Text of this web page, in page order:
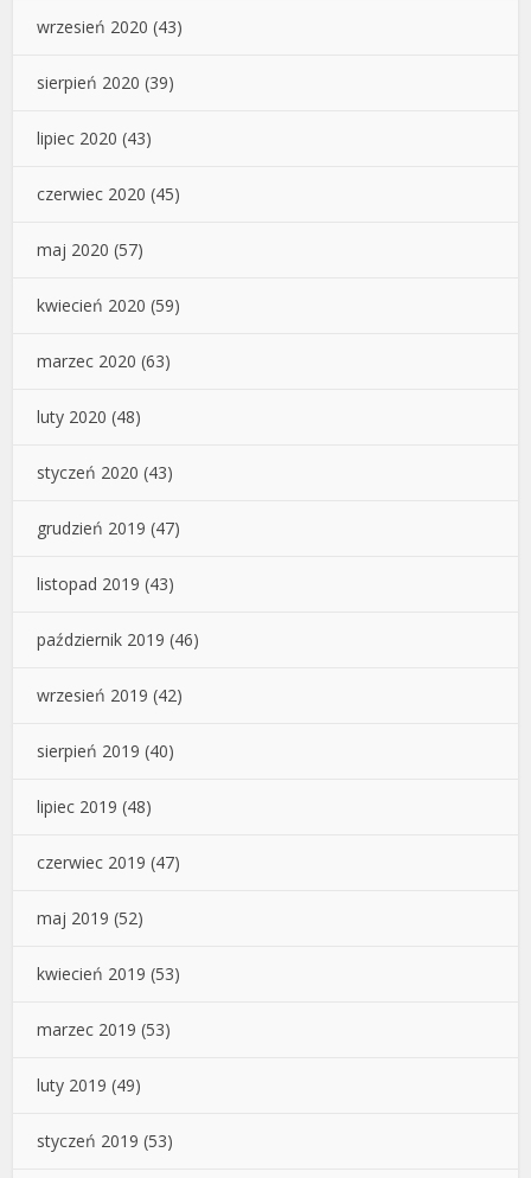
wrzesień 2020 (43)
sierpień 2020 (39)
lipiec 2020 (43)
czerwiec 2020 (45)
maj 2020 (57)
kwiecień 2020 (59)
marzec 2020 (63)
luty 2020 (48)
styczeń 2020 (43)
grudzień 2019 (47)
listopad 2019 (43)
październik 2019 (46)
wrzesień 2019 (42)
sierpień 2019 (40)
lipiec 2019 (48)
czerwiec 2019 (47)
maj 2019 (52)
kwiecień 2019 (53)
marzec 2019 (53)
luty 2019 (49)
styczeń 2019 (53)